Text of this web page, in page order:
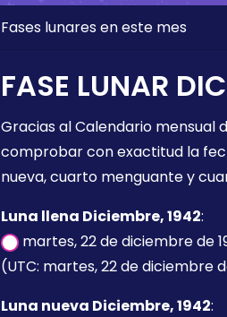
Fases lunares en este mes
FASE LUNAR
Gracias al Calendario mensual
comprobar con exactitud la
nueva, cuarto menguante y
Luna llena Diciembre, 1942:
martes, 22 de diciembre de
(UTC: martes, 22 de diciembre
Luna nueva Diciembre, 1942: